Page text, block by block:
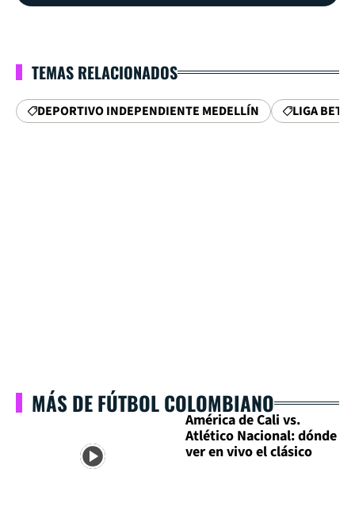
TEMAS RELACIONADOS
DEPORTIVO INDEPENDIENTE MEDELLÍN LIGA
MÁS DE FÚTBOL COLOMBIANO
América de Cali vs.
Atlético Nacional: dónde
ver en vivo el clásico